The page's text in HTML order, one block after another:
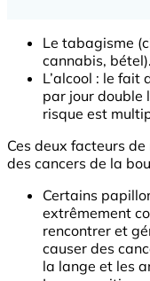
Le tabagisme
cannabis, bétel).
L’alcool : le fait
par jour double
risque est
Ces deux facteurs
des cancers de la
Certains
extrêmement
rencontrer et
causer des
la lange et les